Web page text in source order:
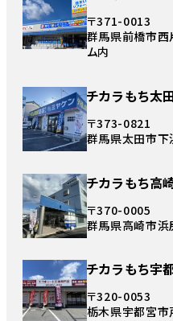
〒371-0013
群馬県前橋市西
ム内
チカラもち太
〒373-0821
群馬県太田市
チカラもち高
〒370-0005
群馬県高崎市
チカラもち宇
〒320-0053
栃木県宇都宮